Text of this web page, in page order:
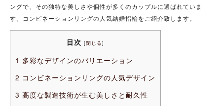
ングで、その独特な美しさや個性が多くのカップルに選ばれていま
す。コンビネーションリングの人気結婚指輪をご紹介致します。
目次 [閉じる]
1 多彩なデザインのバリエーション
2 コンビネーションリングの人気デザイン
3 高度な製造技術が生む美しさと耐久性